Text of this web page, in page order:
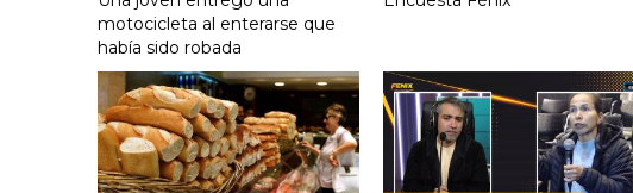
motocicleta al enterarse que
había sido robada